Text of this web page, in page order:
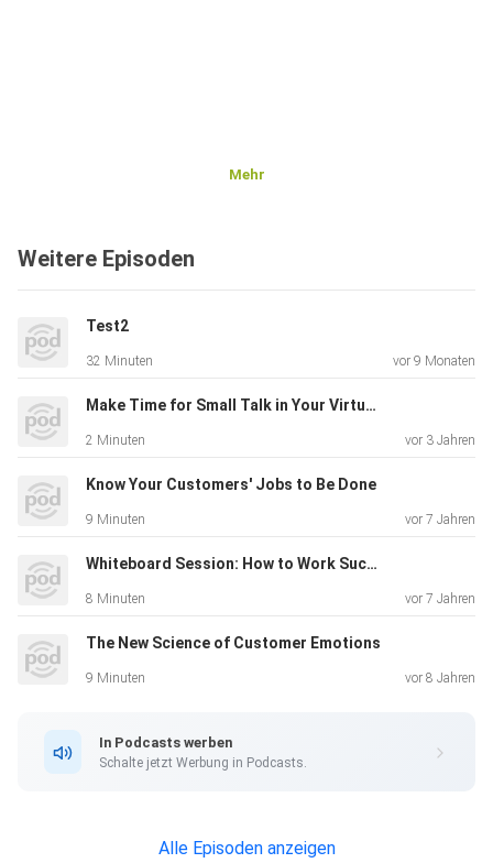
Mehr
Weitere Episoden
Test2
32 Minuten vor 9 Monaten
Make Time for Small Talk in Your Virtual Meetings
2 Minuten vor 3 Jahren
Know Your Customers' Jobs to Be Done
9 Minuten vor 7 Jahren
Whiteboard Session: How to Work Successfully Across Borders
8 Minuten vor 7 Jahren
The New Science of Customer Emotions
9 Minuten vor 8 Jahren
In Podcasts werben
Schalte jetzt Werbung in Podcasts.
Alle Episoden anzeigen